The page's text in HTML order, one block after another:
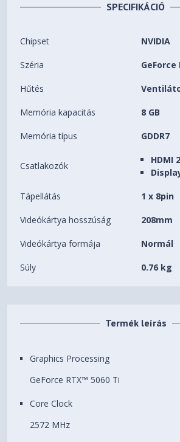
SPECIFIKÁCIÓ
Chipset NVIDIA
Széria GeForce
Hűtés
Memória kapacitás 8 GB
Memória típus GDDR7
Csatlakozók
HDMI
Tápellátás 1 x 8pin
Videókártya hosszúság 208mm
Videókártya formája Normál
Súly 0.76 kg
Termék leírás
Graphics Processing
GeForce RTX™ 5060 Ti
Core Clock
2572 MHz